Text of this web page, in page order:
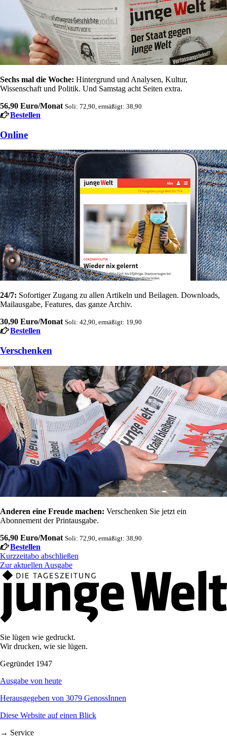
Sechs mal die Woche: Hintergrund und Analysen, Kultur,
Wissenschaft und Politik. Und Samstag acht Seiten extra.
56,90 Euro/Monat Soli: 72,90, ermäßigt: 38,90
Bestellen
Online
24/7: Sofortiger Zugang zu allen Artikeln und Beilagen. Downloads,
Mailausgabe, Features, das ganze Archiv.
30,90 Euro/Monat Soli: 42,90, ermäßigt: 19,90
Bestellen
Verschenken
Anderen eine Freude machen: Verschenken Sie jetzt ein
Abonnement der Printausgabe.
56,90 Euro/Monat Soli: 72,90, ermäßigt: 38,90
Bestellen
Kurzzeitabo abschließen
Zur aktuellen Ausgabe
Sie lügen wie gedruckt.
Wir drucken, wie sie lügen.
Gegründet 1947
Ausgabe von heute
Herausgegeben von 3079 GenossInnen
Diese Website auf einen Blick
→ Service